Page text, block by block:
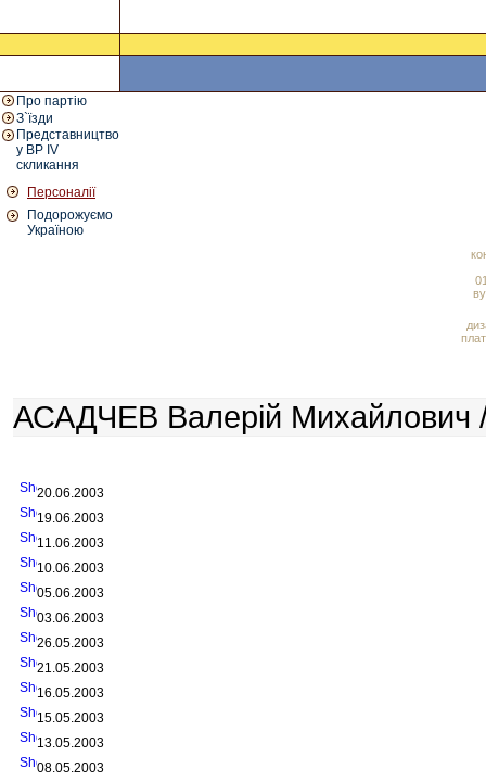
Про партію
З`їзди
Представництво
у ВР IV
скликання
Персоналії
Подорожуємо
Україною
АСАДЧЕВ Валерій Михайлович
20.06.2003
19.06.2003
11.06.2003
10.06.2003
05.06.2003
03.06.2003
26.05.2003
21.05.2003
16.05.2003
15.05.2003
13.05.2003
08.05.2003